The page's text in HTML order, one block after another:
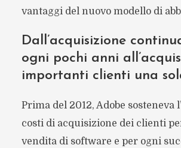
vantaggi del nuovo modello di
Dall’acquisizione
ogni pochi anni
importanti clienti una
Prima del 2012, Adobe sosteneva
costi di acquisizione dei clienti
vendita di software e per ogni